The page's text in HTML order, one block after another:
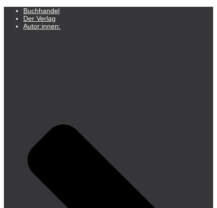
Buchhandel
Der Verlag
Autor:innen: